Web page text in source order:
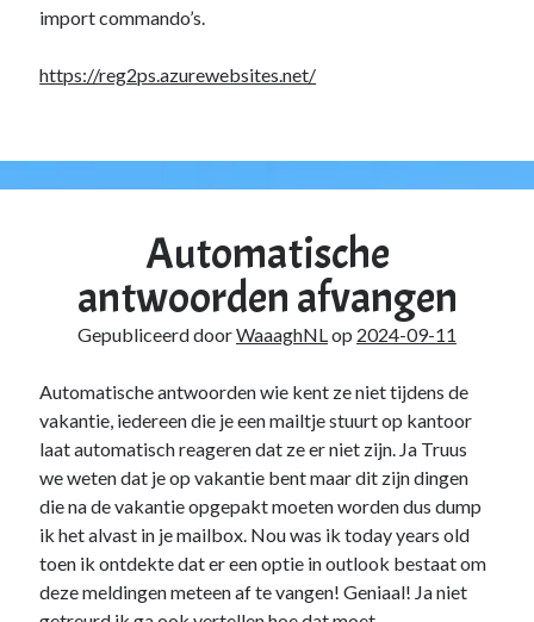
Mauris imperdiet, urna mi, gravida sod ales. [tooltip hint=”Donec nisl ac
vestibulum id.
3D Printen
(2)
Google(2)
Drive(1)
Home Assistant(1)
HomeLab(1)
HP(1)
HPE ProLiant(1)
ISP(1)
Microsoft(15)
Active Directory(3)
Edge(1)
import commando’s.
https://reg2ps.azurewebsites.net/
Automatische
antwoorden afvangen
Gepubliceerd doorWaaaghNLop 2024-09-11
Automatische antwoorden wie kent ze niet tijdens de
vakantie, iedereen die je een mailtje stuurt op kantoor
laat automatisch reageren dat ze er niet zijn. Ja Truus
we weten dat je op vakantie bent maar dit zijn dingen
die na de vakantie opgepakt moeten worden dus dump
ik het alvast in je mailbox. Nou was ik today years old
toen ik ontdekte dat er een optie in outlook bestaat om
deze meldingen meteen af te vangen! Geniaal! Ja niet